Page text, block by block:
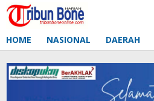
Lewati
ke
HOME NASIONAL DAERAH